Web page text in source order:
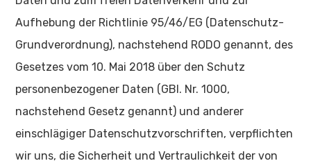
Aufhebung der Richtlinie 95/46/EG (Datenschutz-
Grundverordnung), nachstehend RODO genannt, des
Gesetzes vom 10. Mai 2018 über den Schutz
personenbezogener Daten (GBl. Nr. 1000,
nachstehend Gesetz genannt) und anderer
einschlägiger Datenschutzvorschriften, verpflichten
wir uns, die Sicherheit und Vertraulichkeit der von